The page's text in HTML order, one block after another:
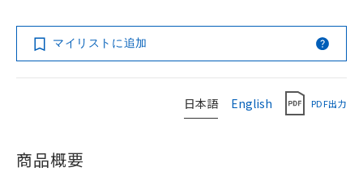
マイリストに追加
日本語 English PDF出力
商品概要